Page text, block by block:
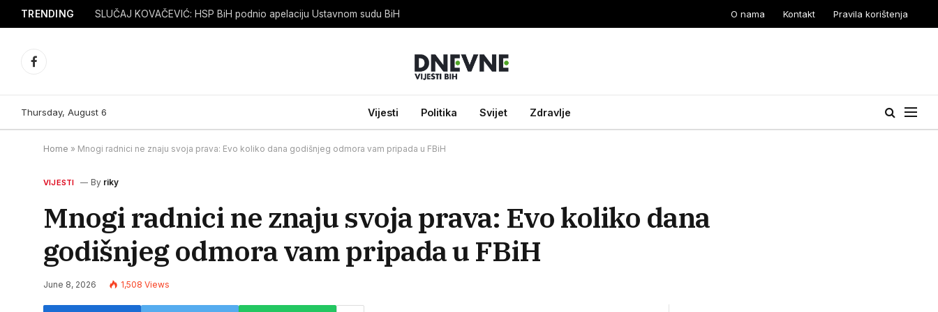
TRENDING SLUČAJ KOVAČEVIĆ: HSP BiH podnio apelaciju Ustavnom sudu BiH O nama Kontakt Pravila korištenja
Facebook
Thursday, August 6 Vijesti Politika Svijet Zdravlje
Home » Mnogi radnici ne znaju svoja prava: Evo koliko dana godišnjeg odmora vam pripada u FBiH
VIJESTI By riky
Mnogi radnici ne znaju svoja prava: Evo koliko dana
godišnjeg odmora vam pripada u FBiH
June 8, 2026 1,508 Views